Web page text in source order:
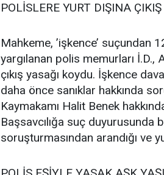
POLİSLERE YURT DIŞINA
Mahkeme, ’işkence’ suçundan
yargılanan polis memurları İ.D.,
çıkış yasağı koydu. İşkence
daha önce sanıklar hakkında
Kaymakamı Halit Benek
Başsavcılığa suç duyurusunda
soruşturmasından arandığı ve